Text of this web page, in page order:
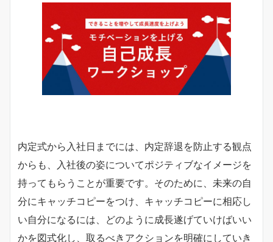
内定式から入社日までには、内定辞退を防止する観点
からも、入社後の姿についてポジティブなイメージを
持ってもらうことが重要です。そのために、未来の自
分にキャッチコピーをつけ、キャッチコピーに相応し
い自分になるには、どのように成長遂げていけばいい
かを図式化し、取るべきアクションを明確にしていき